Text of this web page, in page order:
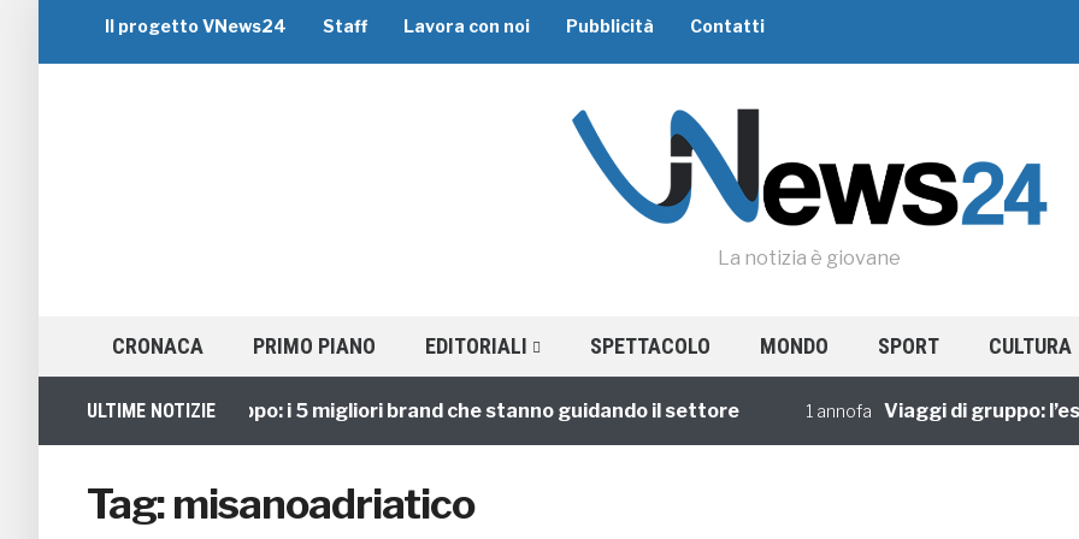
Il progetto VNews24 Staff Lavora con noi Pubblicità Contatti
La notizia è giovane
CRONACA PRIMO PIANO EDITORIALI SPETTACOLO MONDO SPORT CULTURA
ULTIME NOTIZIE
Viaggi di Gruppo: i 5 migliori brand che stanno guidando il settore 1 annofa Viaggi di gruppo:
Tag:misanoadriatico